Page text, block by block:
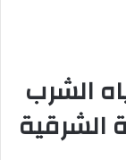
الشرب